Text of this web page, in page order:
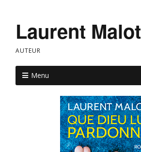
Laurent Malot
AUTEUR
Menu